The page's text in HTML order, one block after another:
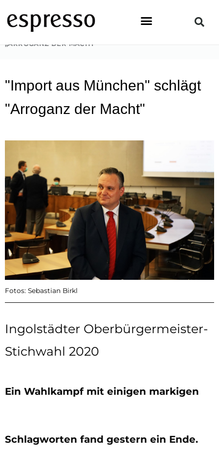
Inhalt
springen
STARTSEITE
„ARROGANZ DER MACHT“
"Import aus München" schlägt
"Arroganz der Macht"
Fotos: Sebastian Birkl
Ingolstädter Oberbürgermeister-
Stichwahl 2020
Ein Wahlkampf mit einigen markigen
Schlagworten fand gestern ein Ende.